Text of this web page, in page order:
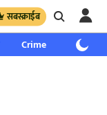
सबस्क्राईब
Crime साप्ताहिक